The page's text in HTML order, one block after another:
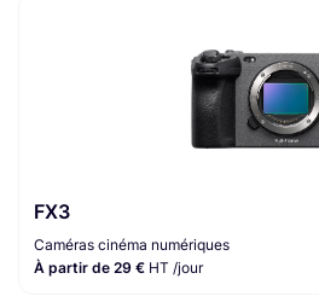
FX3
Caméras cinéma numériques
À partir de 29 € HT /jour